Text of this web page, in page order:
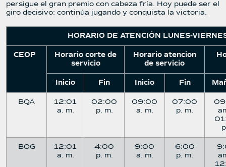
persigue el gran premio con cabeza fría. Hoy puede ser el
giro decisivo: continúa jugando y conquista la victoria.
HORARIO DE ATENCIÓN LUNES-
CEOP
Horario corte de
servicio
Horario atencion
de servicio
Inicio Fin Inicio Fin
BQA
12:01
a. m.
02:00
p. m.
09:00
a. m.
07:00
p. m.
BOG
12:01
a. m.
4:00
p. m.
9:00
a. m.
6:00
p. m.